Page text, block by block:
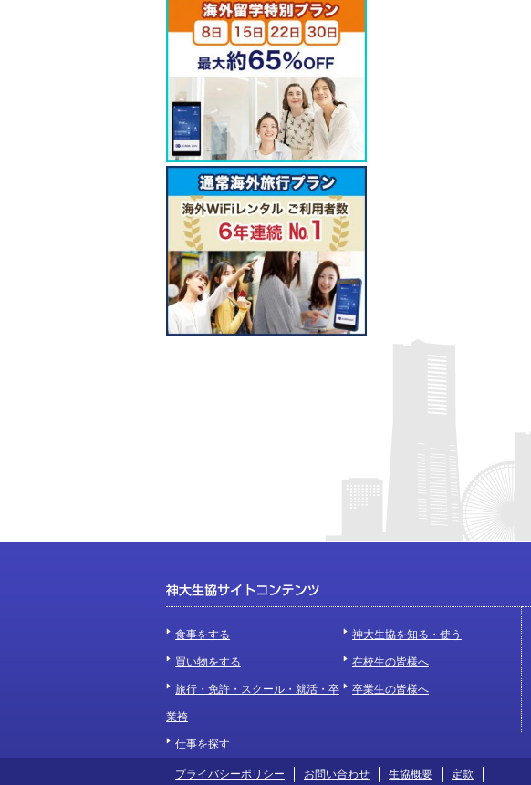
食事をする
買い物をする
旅行・免許・スクール・就活・卒
業袴
仕事を探す
神大生協を知る・使う
在校生の皆様へ
卒業生の皆様へ
プライバシーポリシー お問い合わせ 生協概要 定款